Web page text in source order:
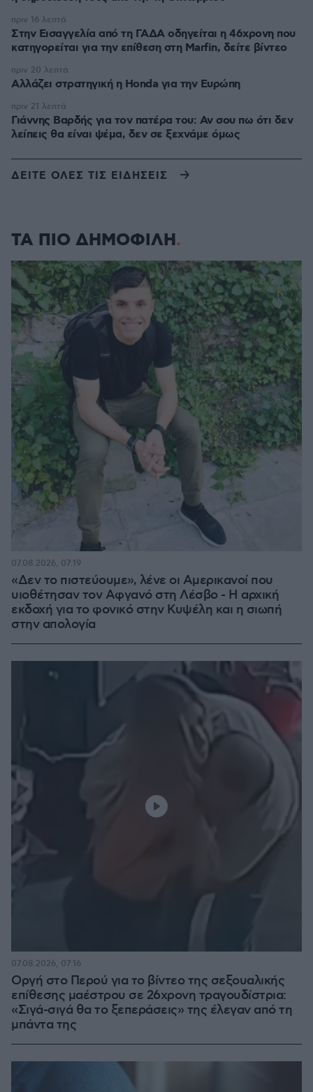
Στην Εισαγγελία από τη ΓΑΔΑ οδηγείται η 46χρονη που
κατηγορείται για την επίθεση στη Marfin, δείτε βίντεο
πριν 16 λεπτά
Αλλάζει στρατηγική η Honda για την Ευρώπη
πριν 20 λεπτά
Γιάννης Βαρδής για τον πατέρα του: Αν σου πω ότι δεν
λείπεις θα είναι ψέμα, δεν σε ξεχνάμε όμως
πριν 21 λεπτά
ΔΕΙΤΕ ΟΛΕΣ ΤΙΣ ΕΙΔΗΣΕΙΣ
ΤΑ ΠΙΟ ΔΗΜΟΦΙΛΗ
«Δεν το πιστεύουμε», λένε οι Αμερικανοί που
υιοθέτησαν τον Αφγανό στη Λέσβο - Η αρχική
εκδοχή για το φονικό στην Κυψέλη και η σιωπή
στην απολογία
07.08.2026, 07:19
Οργή στο Περού για το βίντεο της σεξουαλικής
επίθεσης μαέστρου σε 26χρονη τραγουδίστρια:
«Σιγά-σιγά θα το ξεπεράσεις» της έλεγαν από τη
μπάντα της
07.08.2026, 07:16